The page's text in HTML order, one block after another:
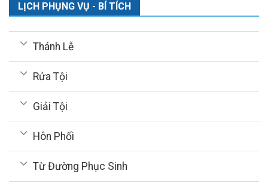
LỊCH PHỤNG VỤ - BÍ TÍCH
Thánh Lễ
Rửa Tội
Giải Tội
Hôn Phối
Từ Đường Phục Sinh